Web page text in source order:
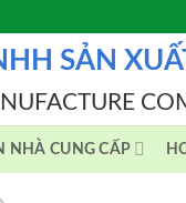
SẢN
NHÀ CUNG CẤP